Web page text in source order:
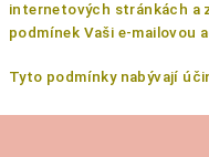
internetových stránkách a
podmínek Vaši e-mailovou
Tyto podmínky nabývají